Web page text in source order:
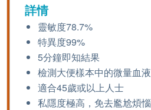
詳情
靈敏度78.7%
特異度99%
5分鐘即知結果
檢測大便樣本中的微量血液
適合45歲或以上人士
私隱度極高，免去尷尬煩惱